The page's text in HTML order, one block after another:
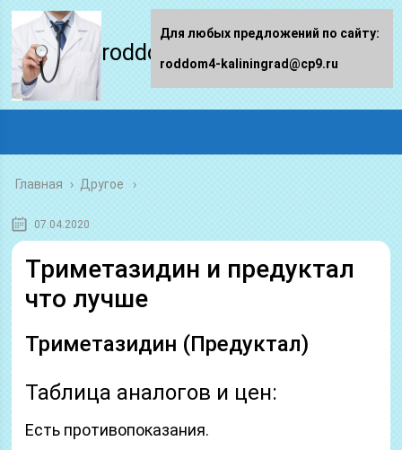
roddom4-kaliningrad.ru
Главная › Другое
07.04.2020
Триметазидин и предуктал
что лучше
Триметазидин (Предуктал)
Таблица аналогов и цен:
Есть противопоказания.
Для любых предложений по сайту:
roddom4-kaliningrad@cp9.ru